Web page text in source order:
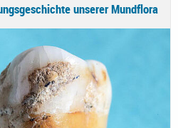
unserer Mundflora